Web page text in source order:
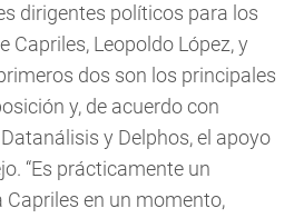
dirigentes políticos para los
Capriles, Leopoldo López, y
dos son los principales
y, de acuerdo con
y Delphos, el apoyo
“Es prácticamente un
Capriles en un momento,